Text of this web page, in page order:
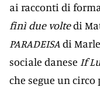
ai racconti di
finì due voltedi
PARADEISA di
sociale danese If
che segue un